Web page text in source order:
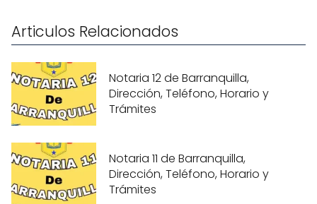
Articulos Relacionados
Notaria 12 de Barranquilla,
Dirección, Teléfono, Horario y
Trámites
Notaria 11 de Barranquilla,
Dirección, Teléfono, Horario y
Trámites